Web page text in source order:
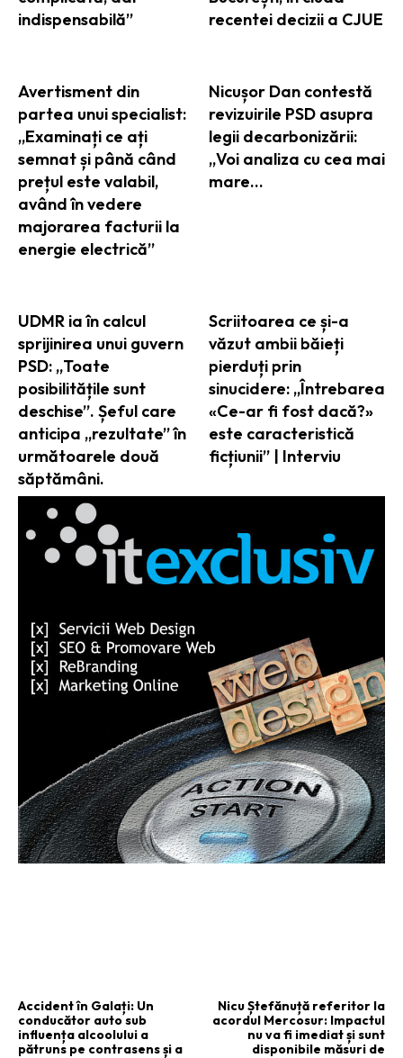
indispensabilă”
recentei decizii a CJUE
Avertisment din
partea unui specialist:
„Examinați ce ați
semnat și până când
prețul este valabil,
având în vedere
majorarea facturii la
energie electrică”
Nicușor Dan contestă
revizuirile PSD asupra
legii decarbonizării:
„Voi analiza cu cea mai
mare…
UDMR ia în calcul
sprijinirea unui guvern
PSD: „Toate
posibilitățile sunt
deschise”. Șeful care
anticipa „rezultate” în
următoarele două
săptămâni.
Scriitoarea ce și-a
văzut ambii băieți
pierduți prin
sinucidere: „Întrebarea
«Ce-ar fi fost dacă?»
este caracteristică
ficțiunii” | Interviu
Accident în Galați: Un
conducător auto sub
influența alcoolului a
pătruns pe contrasens și a
Nicu Ștefănuță referitor la
acordul Mercosur: Impactul
nu va fi imediat și sunt
disponibile măsuri de